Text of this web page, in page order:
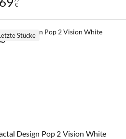
€
Design Pop 2 Vision White
Stücke